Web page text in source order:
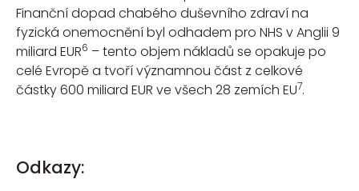
Finanční dopad chabého duševního zdraví na
fyzická onemocnění byl odhadem pro NHS v Anglii 9
miliard EUR6 – tento objem nákladů se opakuje po
celé Evropě a tvoří významnou část z celkové
částky 600 miliard EUR ve všech 28 zemích EU7.
Odkazy: